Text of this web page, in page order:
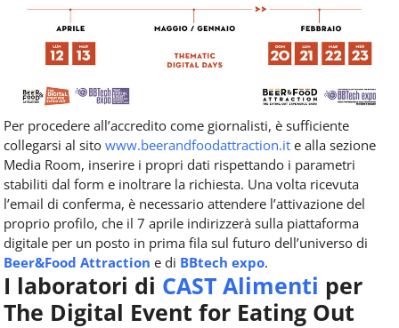
Per procedere all’accredito come giornalisti, è sufficiente
collegarsi al sito www.beerandfoodattraction.it e alla sezione
Media Room, inserire i propri dati rispettando i parametri
stabiliti dal form e inoltrare la richiesta. Una volta ricevuta
l’email di conferma, è necessario attendere l’attivazione del
proprio profilo, che il 7 aprile indirizzerà sulla piattaforma
digitale per un posto in prima fila sul futuro dell’universo di
Beer&Food Attraction e di BBtech expo.
I laboratori di CAST Alimenti per
The Digital Event for Eating Out